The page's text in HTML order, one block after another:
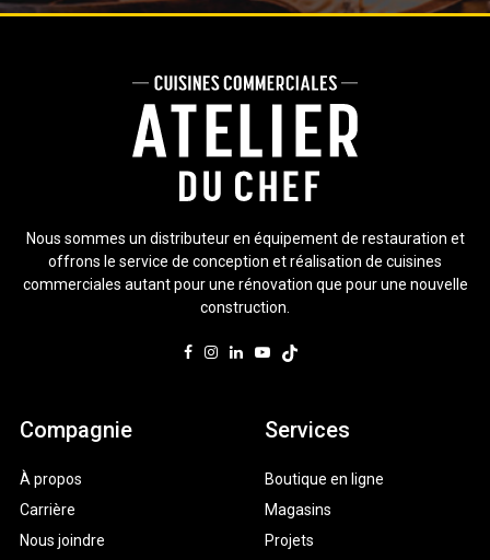
Nous sommes un distributeur en équipement de restauration et
offrons le service de conception et réalisation de cuisines
commerciales autant pour une rénovation que pour une nouvelle
construction.
Compagnie
À propos
Carrière
Nous joindre
Services
Boutique en ligne
Magasins
Projets